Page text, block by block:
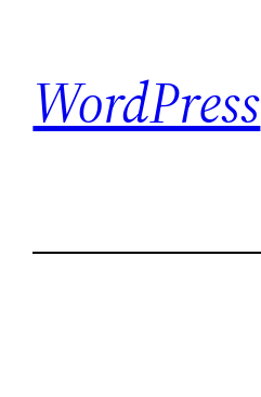
contenu
WordPress